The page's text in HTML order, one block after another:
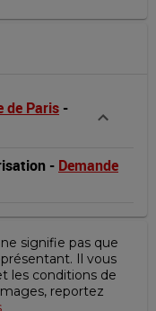
de Paris -
- Demande
signifie pas que
Il vous
les conditions de
reportez